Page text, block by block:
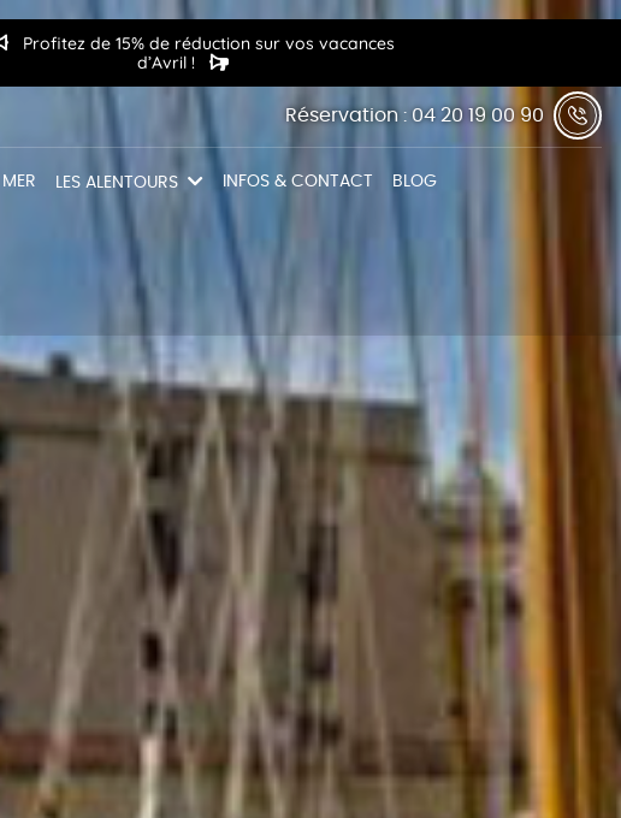
Profitez de 15% de réduction sur vos vacances
d’Avril !
Réservation : 04 20 19 00 90
LES ALENTOURS INFOS & CONTACT BLOG